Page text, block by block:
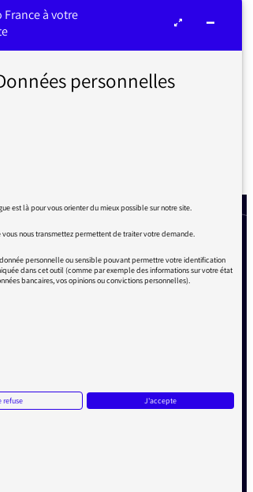
dans l’ordre
de la Médiatrice
Twitter de la Médiatrice
page Instagram de la Médiatrice
France à votre
personnelles
est là pour vous orienter du mieux possible sur notre site.
vous nous transmettez permettent de traiter votre demande.
personnelle ou sensible pouvant permettre votre identification
dans cet outil (comme par exemple des informations sur votre état
bancaires, vos opinions ou convictions personnelles).
refuse J'accepte